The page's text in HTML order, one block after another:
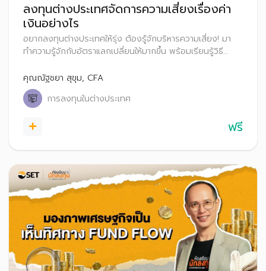
ลงทุนต่างประเทศจัดการความเสี่ยงเรื่องค่า
เงินอย่างไร
อยากลงทุนต่างประเทศให้รุ่ง ต้องรู้จักบริหารความเสี่ยง! มา
ทำความรู้จักกับอัตราแลกเปลี่ยนให้มากขึ้น พร้อมเรียนรู้วิธี
และมีประสิทธิภาพ
คุณณัฐชยา สุขุม, CFA
การลงทุนในต่างประเทศ
ฟรี